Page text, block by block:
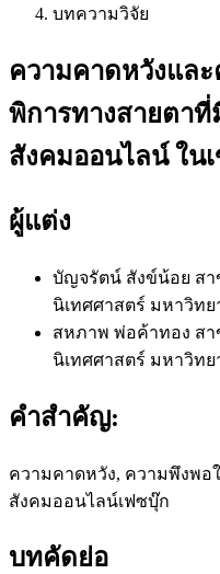
บทความวิจัย
ความคาดหวังแล
พิการทางสายตา
สังคมออนไลน์ ใน
ผู้แต่ง
บัญจรัตน์ สังข์น้อย ส
นิเทศศาสตร์ มหาวิท
สหภาพ พ่อค้าทอง ส
นิเทศศาสตร์ มหาวิท
คำสำคัญ:
ความคาดหวัง, ความพึงพอ
สังคมออนไลน์เฟซบุ๊ก
บทคัดย่อ